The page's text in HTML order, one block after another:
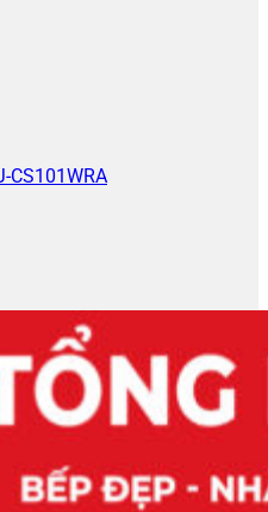
CS101WRA